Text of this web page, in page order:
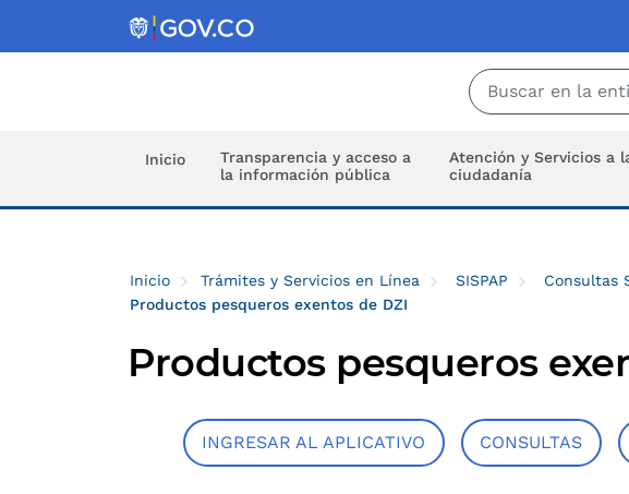
Inicio
Transparencia y acceso a
la información pública
Atención y Servicios a
ciudadanía
Inicio Trámites y Servicios en Línea SISPAP Consultas
Productos pesqueros exentos de DZI
Productos pesqueros
INGRESAR AL APLICATIVO CONSULTAS